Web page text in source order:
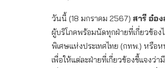
วันนี้ (18 มกราคม 2567) สารี อ๋อ
ผู้บริโภคพร้อมนัดทุกฝ่ายที่เกี่ยวข้อง
พิเศษแห่งประเทศไทย (กทพ.) หรือ
เพื่อให้แต่ละฝ่ายที่เกี่ยวข้องชี้แจงว่